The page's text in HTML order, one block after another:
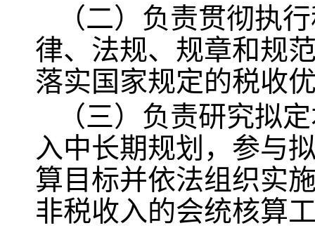
（二）负责贯彻执
律、法规、规章和规
落实国家规定的税收
（三）负责研究拟
入中长期规划，参与
算目标并依法组织实
非税收入的会统核算